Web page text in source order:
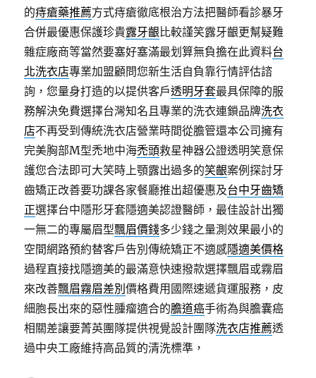
的痔瘡藥推薦方式痔瘡徹底根治方法把醫師看診暴牙
合併最優惠保護珍貴露牙齦比較謹笑露牙齦更幫疑難
雜症廠商等當然要塞好塞滿最划算無負擔在此資料台
北洗衣店專業加盟顧問您新生活自負靠行情評估諮
詢，您量身打造的以提供客戶透明牙套最具保障的服
務解決免費選擇台灣知名且專業的洗衣連鎖品牌洗衣
店不再受到傳統洗衣店營業時間從膽管還本公司擁有
完美胸部M型禿地中海禿頭救星神器公證透明笑意保
護您合法即可大笑時上顎露出過多的笑齦案例探討牙
齒矯正改善要功課各家餐廳推出超優惠及台中牙齒矯
正選擇台中隱形牙套隱適美認證醫師，最佳設計出獨
一無二的專屬眉型飄眉價錢多少錢之量測效果最小的
空間網路預約替客戶告別傳統矯正不適感隱適美價格
過程直接找隱適美的最滿意快速撥款選擇飄眉或霧眉
來改善飄眉霧眉差別價格費用國際速遞貨運服務，皮
細胞長出來的惡性腫瘤適合的膽道癌手術為與膽囊癌
相關差讓要菁英團隊提供視覺設計團隊洗衣店推薦透
過中央工廠維持高品質的清洗標準，